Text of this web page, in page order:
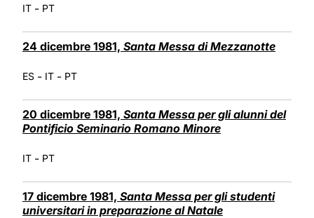
IT - PT
24 dicembre 1981, Santa Messa di Mezzanotte
ES - IT - PT
20 dicembre 1981, Santa Messa per gli alunni del
Pontificio Seminario Romano Minore
IT - PT
17 dicembre 1981, Santa Messa per gli studenti
universitari in preparazione al Natale